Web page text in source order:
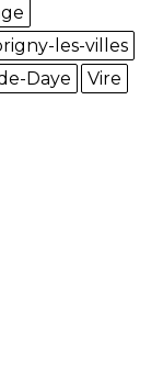
les-villes
Daye
Vire